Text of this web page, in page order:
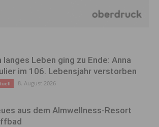
langes Leben ging zu Ende: Anna
im 106. Lebensjahr verstorben
8. August 2026
aus dem Almwellness-Resort